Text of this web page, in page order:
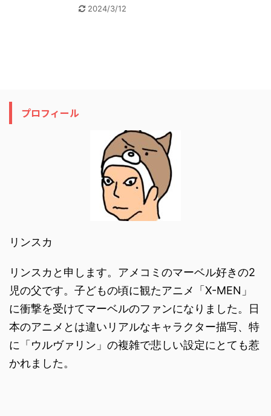
2024/3/12
プロフィール
リンスカ
リンスカと申します。アメコミのマーベル好きの2
児の父です。子どもの頃に観たアニメ「X-MEN」
に衝撃を受けてマーベルのファンになりました。日
本のアニメとは違いリアルなキャラクター描写、特
に「ウルヴァリン」の複雑で悲しい設定にとても惹
かれました。